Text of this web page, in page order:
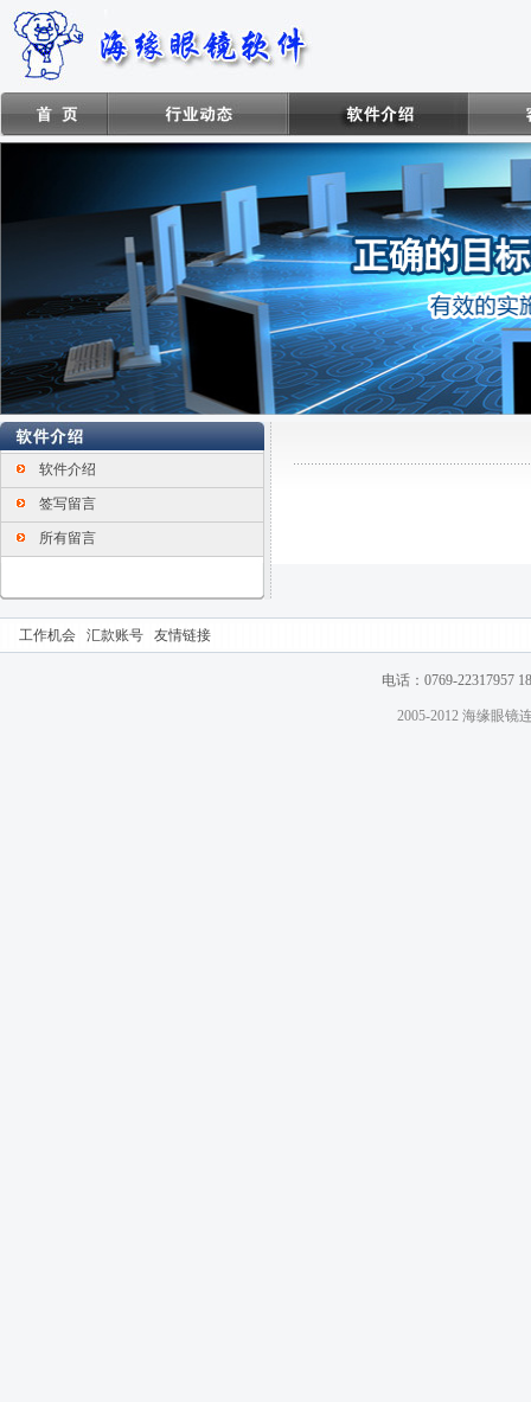
软件介绍
签写留言
所有留言
工作机会 汇款账号 友情链接
电话：0769-22317957
2005-2012 海缘眼镜